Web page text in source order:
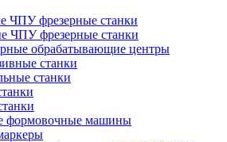
ЧПУ фрезерные станки
ЧПУ фрезерные станки
обрабатывающие центры
станки
станки
формовочные машины